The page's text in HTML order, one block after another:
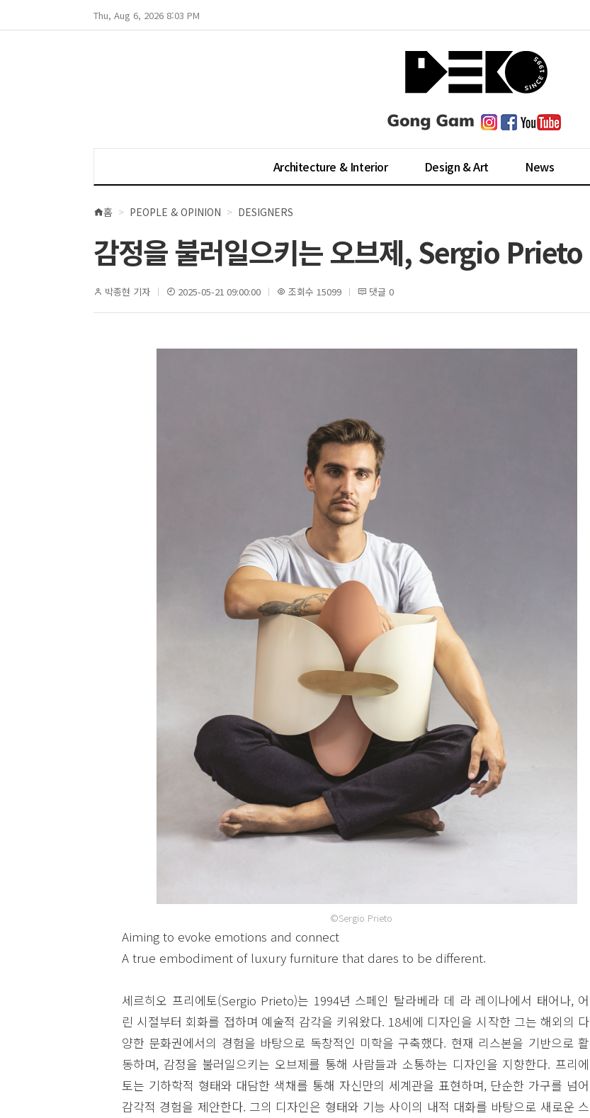
Thu, Aug 6, 2026 8:03 PM
Architecture & Interior Design & Art News
현
위
치
홈 PEOPLE & OPINION DESIGNERS
감정을 불러일으키는 오브제, Sergio Prieto
박종현 기자 2025-05-21 09:00:00 조회수 15099 댓글 0
©Sergio Prieto
Aiming to evoke emotions and connect
A true embodiment of luxury furniture that dares to be different.
세르히오 프리에토(Sergio Prieto)는 1994년 스페인 탈라베라 데 라 레이나에서 태어나, 어
린 시절부터 회화를 접하며 예술적 감각을 키워왔다. 18세에 디자인을 시작한 그는 해외의 다
양한 문화권에서의 경험을 바탕으로 독창적인 미학을 구축했다. 현재 리스본을 기반으로 활
동하며, 감정을 불러일으키는 오브제를 통해 사람들과 소통하는 디자인을 지향한다. 프리에
토는 기하학적 형태와 대담한 색채를 통해 자신만의 세계관을 표현하며, 단순한 가구를 넘어
감각적 경험을 제안한다. 그의 디자인은 형태와 기능 사이의 내적 대화를 바탕으로 새로운 스